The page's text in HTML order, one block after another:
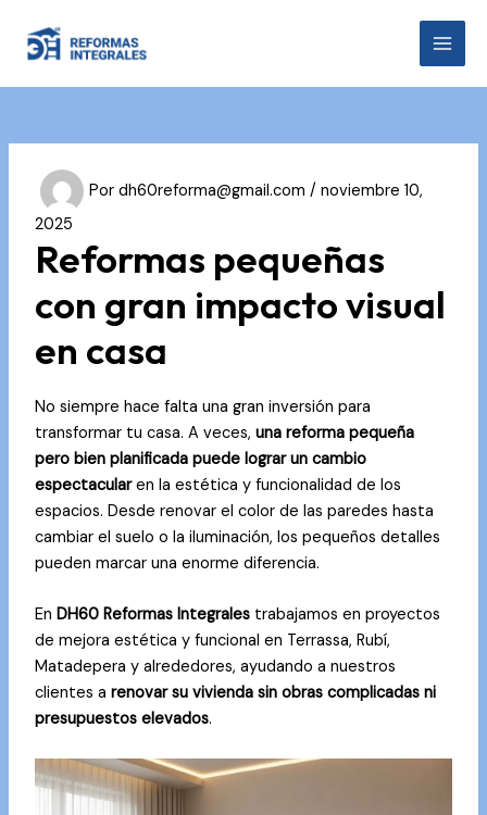
contenido
Por dh60reforma@gmail.com / noviembre 10,
2025
Reformas pequeñas
con gran impacto visual
en casa
No siempre hace falta una gran inversión para
transformar tu casa. A veces, una reforma pequeña
pero bien planificada puede lograr un cambio
espectacularen la estética y funcionalidad de los
espacios. Desde renovar el color de las paredes hasta
cambiar el suelo o la iluminación, los pequeños detalles
pueden marcar una enorme diferencia.
En DH60 Reformas Integralestrabajamos en proyectos
de mejora estética y funcional en Terrassa, Rubí,
Matadepera y alrededores, ayudando a nuestros
clientes a renovar su vivienda sin obras complicadas ni
presupuestos elevados.